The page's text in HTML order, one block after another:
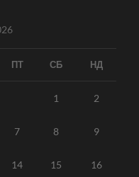
ПТ СБ НД
1 2
7 8 9
14 15 16